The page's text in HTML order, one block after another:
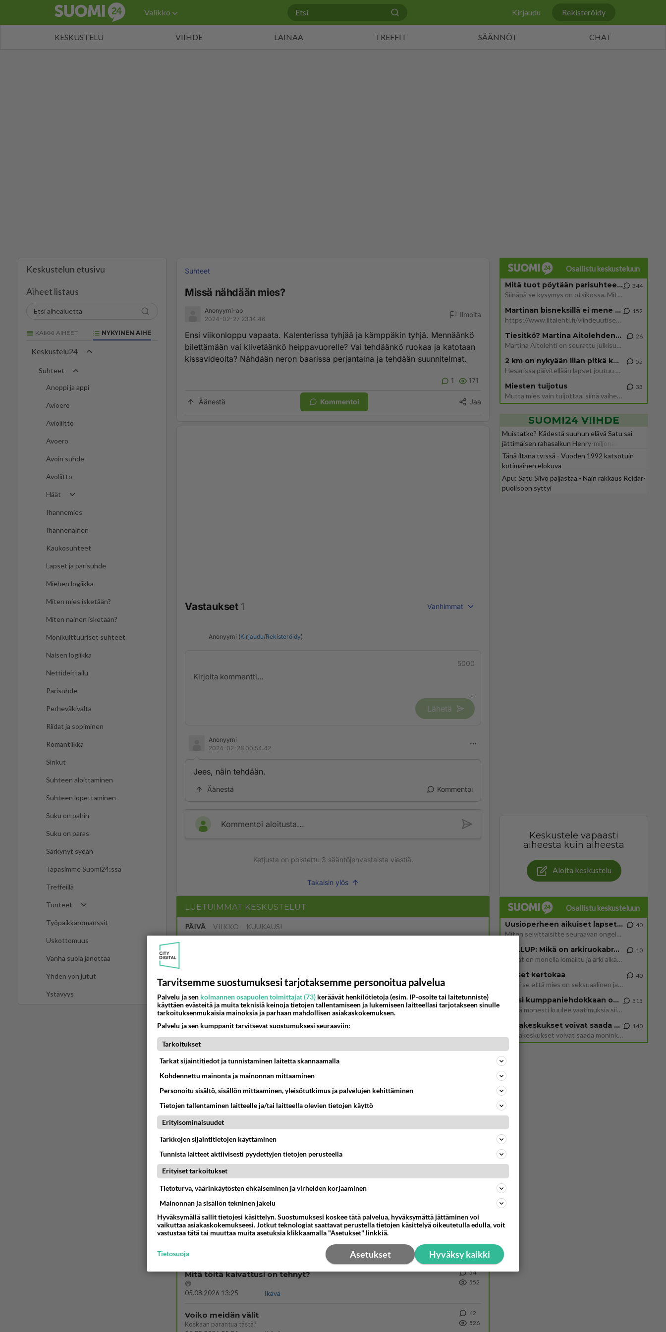
Valikko Kirjaudu Rekisteröidy
KESKUSTELU VIIHDE LAINAA TREFFIT SÄÄNNÖT CHAT
Keskustelun etusivu
Aiheet listaus
KAIKKI AIHEET NYKYINEN AIHE
Keskustelu24
Suhteet
Anoppi ja appi
Avioero
Avioliitto
Avoero
Avoin suhde
Avoliitto
Häät
Ihannemies
Ihannenainen
Kaukosuhteet
Lapset ja parisuhde
Miehen logiikka
Miten mies isketään?
Miten nainen isketään?
Monikulttuuriset suhteet
Naisen logiikka
Nettideittailu
Parisuhde
Perheväkivalta
Riidat ja sopiminen
Romantiikka
Sinkut
Suhteen aloittaminen
Suhteen lopettaminen
Suku on pahin
Suku on paras
Särkynyt sydän
Tapasimme Suomi24:ssä
Treffeillä
Tunteet
Työpaikkaromanssit
Uskottomuus
Vanha suola janottaa
Yhden yön jutut
Ystävyys
Suhteet
Missä nähdään mies?
Anonyymi-ap
2024-02-27 23:14:46
Ilmoita
Ensi viikonloppu vapaata. Kalenterissa tyhjää ja kämppäkin tyhjä. Mennäänkö
bilettämään vai kiivetäänkö heippavuorelle? Vai tehdäänkö ruokaa ja katotaan
kissavideoita? Nähdään neron baarissa perjantaina ja tehdään suunnitelmat.
1 171
Äänestä Kommentoi Jaa
Vastaukset 1 Vanhimmat
Anonyymi (Kirjaudu/Rekisteröidy)
5000
Lähetä
Anonyymi
2024-02-28 00:54:42
Jees, näin tehdään.
Äänestä Kommentoi
Kommentoi aloitusta...
Ketjusta on poistettu 3 sääntöjenvastaista viestiä.
Takaisin ylös
LUETUIMMAT KESKUSTELUT
PÄIVÄ VIIKKO KUUKAUSI
Yhdistää??????
04.08.2026 18:50
Ikävä
743
2 km on nykyään liian pitkä koulumatka
Hesarissa päivitellään lapset joutuu nyt kulkemaan 2 km kouluun jösses. Ruostefillarilla tuo matka menee vaikka miten äk
04.08.2026 10:07
Lieksa
728
Sinulle mies
Kohtaamme jälleen kun on oikea aika. Sitä ei voi mikään eikä kukaan estää <3 <3
04.08.2026 15:01
Ikävä
Martinan bisneksillä ei mene hyvin
05.08.2026 05:51
Kotimaiset julkkisjuorut
Miia Heikkinen avautui !
04.08.2026 04:27
Mitä uskot hänen ajattelevan sinusta?
😇
Tiesitkö? Martina Aitolehden isäpuoli on tämä suosittu laulaja
Martina Aitolehti on seurattu julkisuuden henkilö. Lähipiiriin mahtuu muitakin tunnettuja henkilöitä. Tiesitkö, että Ma
05.08.2026 07:23
Kotimaiset julkkisjuorut
Mitä töitä kaivattusi on tehnyt?
😅
05.08.2026 13:25
Ikävä
54
552
Voiko meidän välit
Koskaan parantua tästä?
42
526
Osallistu keskusteluun
Mitä tuot pöytään parisuhteessa?
Siinäpä se kysymys on otsikossa. Mitäpä siis tuot/toisit pöytään parisuhteessa? Oletko mies vai nainen? Koetko sen mitä
344
Martinan bisneksillä ei mene hyvin
https://www.iltalehti.fi/viihdeuutiset/a/c46da6ab-340f-4790-aaa7-0865eed2336 Yrityksen konkurssihakemus on tullut kärä
152
Tiesitkö? Martina Aitolehden isäpuoli on tämä suosittu laulaja
Martina Aitolehti on seurattu julkisuuden henkilö. Lähipiiriin mahtuu muitakin tunnettuja henkilöitä. Tiesitkö, että Ma
26
2 km on nykyään liian pitkä koulumatka
Hesarissa päivitellään lapset joutuu nyt kulkemaan 2 km kouluun jösses. Ruostefillarilla tuo matka menee vaikka miten äk
55
Miesten tuijotus
Mutta mies vain tuijottaa, siinä vaiheessa käännän itse pään pois. Mikä juttu? Yleensä jos joku tuijottaa tai katsoo, hä
33
SUOMI24 VIIHDE
Muistatko? Kädestä suuhun elävä Satu sai
jättimäisen rahasalkun Henry-miljonääriltä
Tänä iltana tv:ssä - Vuoden 1992 katsotuin
kotimainen elokuva
Apu: Satu Silvo paljastaa - Näin rakkaus Reidar-
puolisoon syttyi
Keskustele vapaasti
aiheesta kuin aiheesta
Aloita keskustelu
Osallistu keskusteluun
Uusioperheen aikuiset lapset tyhjentää jääkaapin käydessään
Miten selvittäisitte seuraavan ongelman, meillä on uusioperhe, minulla teini-ikäiset lapset ja puolisolla aikuiset, jotk
40
GALLUP: Mikä on arkiruokabravuurisi?
Lomat on monella lomailtu ja arki alkaa. Se voi tarkoittaa myös sitä, että grillailut on grillattu ja palataan arjen ruo
10
Naiset kertokaa
Miksi se että mies on seksuaalinen ja haluaa seksiä ja te olette hänen mielestänne haluttava on vastenmielistä? Mikä sii
40
Miksi kumppaniehdokkaan oma elämä on teille ongelma?
Täällä monesti kuulee vaatimuksia siitä, että kumppaniehdokkaalla ei saisi olla lemmikkejä, lapsia, kavereita, eksiä, su
515
Datakeskukset voivat saada moninkertaisesti enemmän palautuksia kuin mitä ne maksavat veroja
”Datakeskukset voivat saada moninkertaisesti enemmän palautuksia kuin mitä ne maksavat veroja”, sanoo professori Jussi K
140
Tarvitsemme suostumuksesi tarjotaksemme personoitua palvelua
Palvelu ja sen kolmannen osapuolen toimittajat (73) keräävät henkilötietoja (esim. IP-osoite tai laitetunniste)
käyttäen evästeitä ja muita teknisiä keinoja tietojen tallentamiseen ja lukemiseen laitteellasi tarjotakseen sinulle
tarkoituksenmukaisia mainoksia ja parhaan mahdollisen asiakaskokemuksen.
Palvelu ja sen kumppanit tarvitsevat suostumuksesi seuraaviin:
Tarkoitukset
Tarkat sijaintitiedot ja tunnistaminen laitetta skannaamalla
Kohdennettu mainonta ja mainonnan mittaaminen
Personoitu sisältö, sisällön mittaaminen, yleisötutkimus ja palvelujen kehittäminen
Tietojen tallentaminen laitteelle ja/tai laitteella olevien tietojen käyttö
Erityisominaisuudet
Tarkkojen sijaintitietojen käyttäminen
Tunnista laitteet aktiivisesti pyydettyjen tietojen perusteella
Erityiset tarkoitukset
Tietoturva, väärinkäytösten ehkäiseminen ja virheiden korjaaminen
Mainonnan ja sisällön tekninen jakelu
Hyväksymällä sallit tietojesi käsittelyn. Suostumuksesi koskee tätä palvelua, hyväksymättä jättäminen voi
vaikuttaa asiakaskokemukseesi. Jotkut teknologiat saattavat perustella tietojen käsittelyä oikeutetulla edulla, voit
vastustaa tätä tai muuttaa muita asetuksia klikkaamalla "Asetukset" linkkiä.
Hyväksy kaikki
Asetukset
Tietosuoja